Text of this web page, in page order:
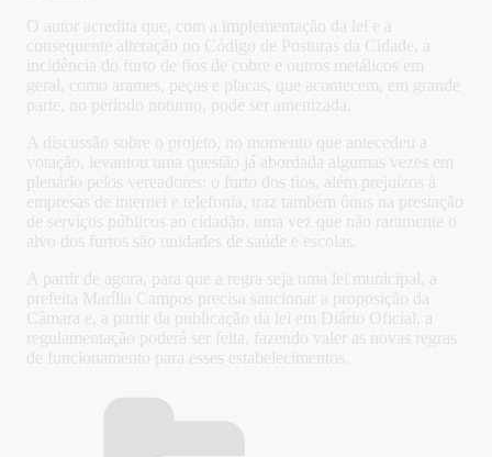
O autor acredita que, com a implementação da lei e a
consequente alteração no Código de Posturas da Cidade, a
incidência do furto de fios de cobre e outros metálicos em
geral, como arames, peças e placas, que acontecem, em grande
parte, no período noturno, pode ser amenizada.
A discussão sobre o projeto, no momento que antecedeu a
votação, levantou uma questão já abordada algumas vezes em
plenário pelos vereadores: o furto dos fios, além prejuízos à
empresas de internet e telefonia, traz também ônus na prestação
de serviços públicos ao cidadão, uma vez que não raramente o
alvo dos furtos são unidades de saúde e escolas.
A partir de agora, para que a regra seja uma lei municipal, a
prefeita Marília Campos precisa sancionar a proposição da
Câmara e, a partir da publicação da lei em Diário Oficial, a
regulamentação poderá ser feita, fazendo valer as novas regras
de funcionamento para esses estabelecimentos.